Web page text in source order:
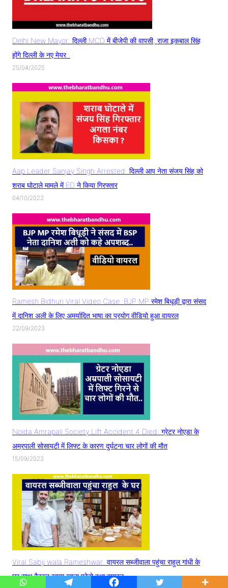
Delhi New Mayor: दिल्ली MCD में बीजेपी की वापसी, राजा इकबाल सिंह
होंगे दिल्ली के नए मेयर..
25/04/2025
Aap Leader Sanjay Singh Arrested: दिल्ली आप नेता संजय सिंह को
शराब घोटाले मामले में ED ने किया गिरफ्तार
04/10/2023
Ramesh Bidhuri Viral Video Case: BJP MP रमेश बिधूड़ी द्वारा संसद
में दानिश अली के लिए अमर्यादित भाषा का प्रयोग वीडियो हुआ वायरल
22/09/2023
Noida Amrapali Society Lift Accident 4 Died: ग्रेटर नोएडा के
अम्रपाली सोसायटी में लिफ्ट के कारण दुर्घटना चार लोगों की मौत
15/09/2023
Viral Sabji wala Rameshwar: वायरल सब्जीवाला पहुंचा राहुल गांधी के
घर साथ बैठकर खाया खाना फोटो हुआ वायरल